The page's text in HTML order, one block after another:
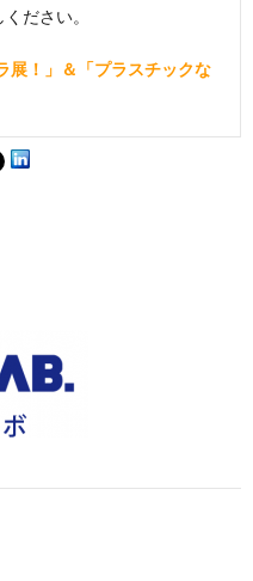
ださい。
展！」＆「プラスチックな